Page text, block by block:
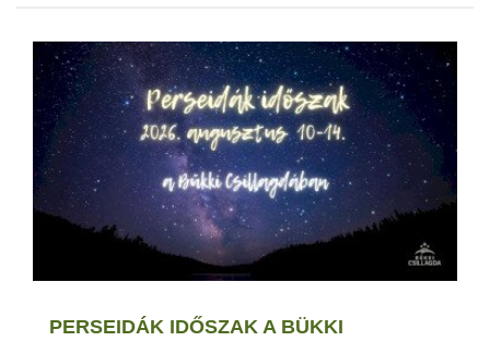
PERSEIDÁK IDŐSZAK A BÜKKI